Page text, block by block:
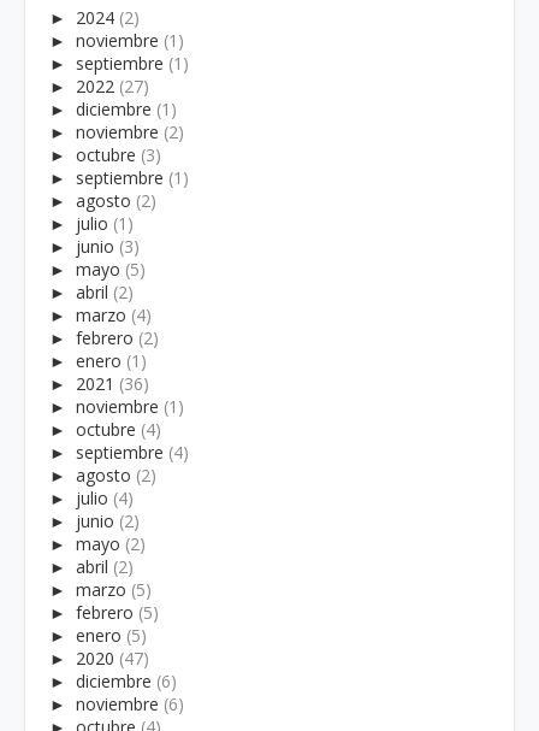
► 2024 (2)
► noviembre (1)
► septiembre (1)
► 2022 (27)
► diciembre (1)
► noviembre (2)
► octubre (3)
► septiembre (1)
► agosto (2)
► julio (1)
► junio (3)
► mayo (5)
► abril (2)
► marzo (4)
► febrero (2)
► enero (1)
► 2021 (36)
► noviembre (1)
► octubre (4)
► septiembre (4)
► agosto (2)
► julio (4)
► junio (2)
► mayo (2)
► abril (2)
► marzo (5)
► febrero (5)
► enero (5)
► 2020 (47)
► diciembre (6)
► noviembre (6)